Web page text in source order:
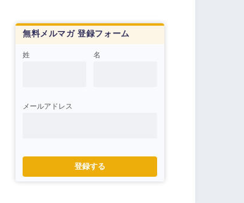
無料メルマガ 登録フォーム
姓 名
メールアドレス
登録する